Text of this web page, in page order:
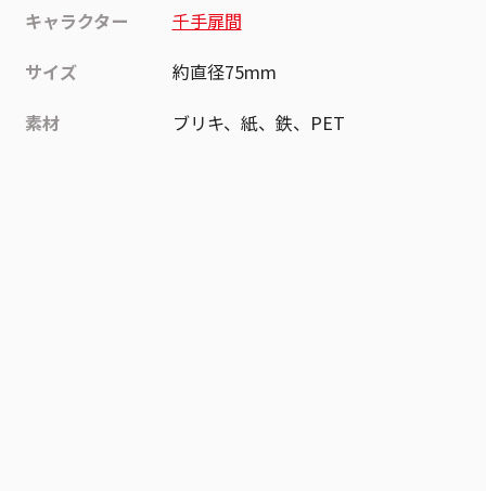
キャラクター
千手扉間
サイズ
約直径75mm
素材
ブリキ、紙、鉄、PET